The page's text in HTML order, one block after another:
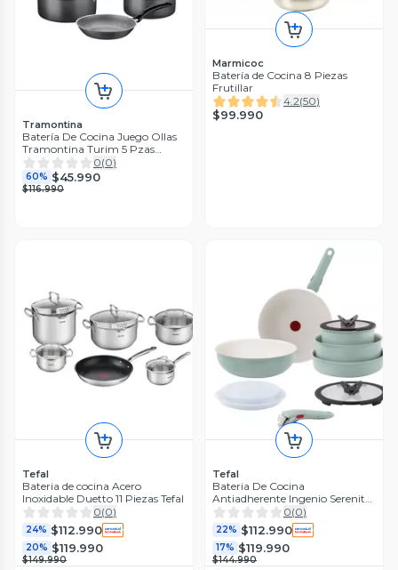
Tramontina
Batería De Cocina Juego Ollas
Tramontina Turim 5 Pzas
Negro
0(0)
60% $45.990
$116.990
Marmicoc
Batería de Cocina 8 Piezas
Frutillar
4.2(50)
$99.990
Tefal
Bateria de cocina Acero
Inoxidable Duetto 11 Piezas Tefal
0(0)
24% $112.990
20% $119.990
$149.990
Tefal
Bateria De Cocina
Antiadherente Ingenio Serenity
11 Piezas Mango Removible
Eucalipto Tefal
0(0)
22% $112.990
17% $119.990
$144.990